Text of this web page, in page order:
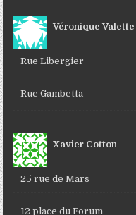
Véronique Valette
Rue Libergier
Rue Gambetta
Xavier Cotton
25 rue de Mars
12 place du Forum